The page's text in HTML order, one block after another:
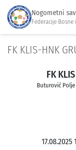
Nogometni
Federacije
FK KLIS-HNK
FK KLIS
Buturović Polje